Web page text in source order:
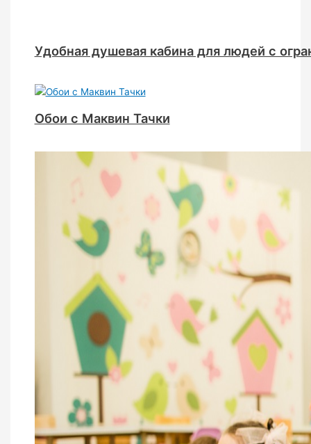
Удобная душевая кабина для людей с
Обои с Маквин Тачки